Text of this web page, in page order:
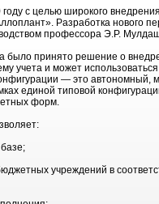
с целью широкого
Разработка нового
профессора Э.Р.
было принято решение о
учета и может
— это автономный,
единой типовой
форм.
учреждений в